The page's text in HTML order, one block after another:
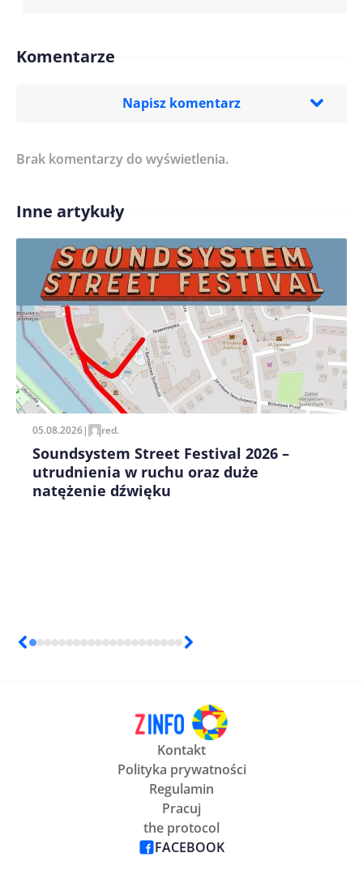
Komentarze
Napisz komentarz
Treść komentarza*
Imię/ Nick*
Zapamiętaj moje dane w tej przeglądarce podczas
pisania kolejnych komentarzy.
Brak komentarzy do wyświetlenia.
Inne artykuły
05.08.2026| red.
Soundsystem Street Festival 2026 –
utrudnienia w ruchu oraz duże
natężenie dźwięku
Kontakt
Polityka prywatności
Regulamin
Pracuj
the protocol
FACEBOOK